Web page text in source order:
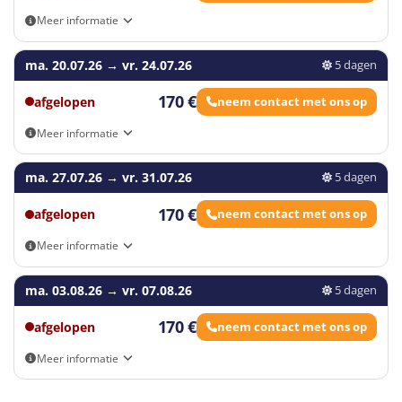
Meer informatie
Eigen vervoer
Dagkamp - zonder overnachting
Dagkamp tijden: 09:00-16:30
ma. 20.07.26 → vr. 24.07.26 5 dagen
afgelopen 170 € neem contact met ons op
Meer informatie
Eigen vervoer
Dagkamp - zonder overnachting
Dagkamp tijden: 09:00-16:30
ma. 27.07.26 → vr. 31.07.26 5 dagen
afgelopen 170 € neem contact met ons op
Meer informatie
Eigen vervoer
Dagkamp - zonder overnachting
Dagkamp tijden: 09:00-16:30
ma. 03.08.26 → vr. 07.08.26 5 dagen
afgelopen 170 € neem contact met ons op
Meer informatie